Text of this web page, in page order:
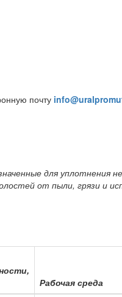
почту
для уплотнения
от пыли, грязи и
Рабочая среда